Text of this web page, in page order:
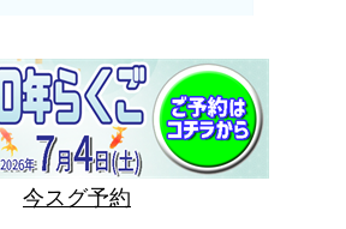
今スグ予約